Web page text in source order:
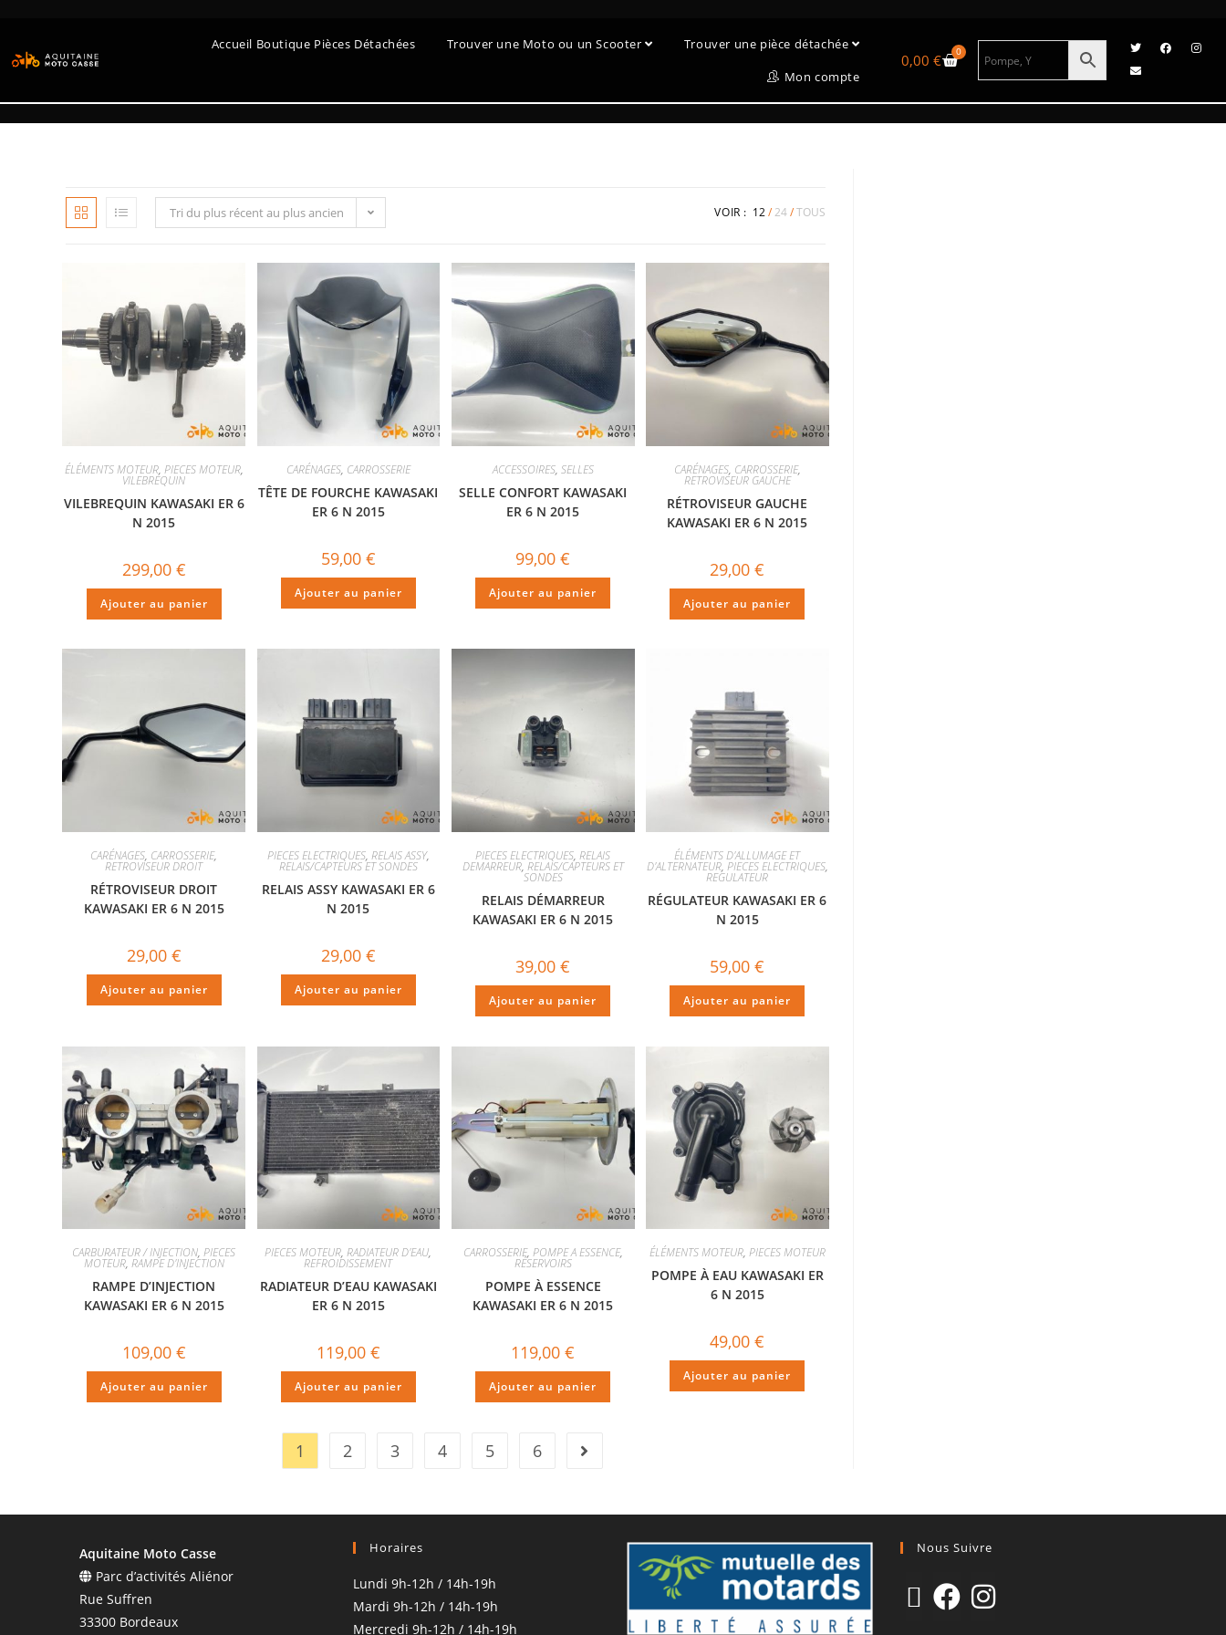
Accueil Boutique Pièces Détachées Trouver une Moto ou un Scooter
Trouver une pièce détachée
Mon compte
0,00 € 0
Tri du plus récent au plus ancien VOIR : 12 24 TOUS
ÉLÉMENTS MOTEUR, PIECES MOTEUR,
VILEBREQUIN
VILEBREQUIN KAWASAKI ER 6
N 2015
299,00 €
Ajouter au panier
CARÉNAGES, CARROSSERIE
TÊTE DE FOURCHE KAWASAKI
ER 6 N 2015
59,00 €
Ajouter au panier
ACCESSOIRES, SELLES
SELLE CONFORT KAWASAKI
ER 6 N 2015
99,00€
Ajouter au panier
CARÉNAGES, CARROSSERIE,
RETROVISEUR GAUCHE
RÉTROVISEUR GAUCHE
KAWASAKI ER 6 N 2015
29,00€
Ajouter au panier
CARÉNAGES, CARROSSERIE,
RETROVISEUR DROIT
RÉTROVISEUR DROIT
KAWASAKI ER 6 N 2015
29,00 €
Ajouter au panier
PIECES ELECTRIQUES, RELAIS ASSY,
RELAIS/CAPTEURS ET SONDES
RELAIS ASSY KAWASAKI ER 6
N 2015
29,00 €
Ajouter au panier
PIECES ELECTRIQUES,RELAIS
DEMARREUR, RELAIS/CAPTEURS ET
SONDES
RELAIS DÉMARREUR
KAWASAKI ER 6 N 2015
39,00€
Ajouter au panier
ÉLÉMENTS D'ALLUMAGE ET
D'ALTERNATEUR, PIECES ELECTRIQUES,
REGULATEUR
RÉGULATEUR KAWASAKI ER 6
N 2015
59,00€
Ajouter au panier
CARBURATEUR / INJECTION,PIECES
MOTEUR, RAMPE D'INJECTION
RAMPE D’INJECTION
KAWASAKI ER 6 N 2015
109,00 €
Ajouter au panier
PIECES MOTEUR,RADIATEUR D'EAU,
REFROIDISSEMENT
RADIATEUR D’EAU KAWASAKI
ER 6 N 2015
119,00 €
Ajouter au panier
CARROSSERIE, POMPE A ESSENCE,
RÉSERVOIRS
POMPE À ESSENCE
KAWASAKI ER 6 N 2015
119,00€
Ajouter au panier
ÉLÉMENTS MOTEUR, PIECES MOTEUR
POMPE À EAU KAWASAKI ER
6 N 2015
49,00€
Ajouter au panier
1 2 3 4 5 6
Aquitaine Moto Casse
Parc d’activités Aliénor
Rue Suffren
33300 Bordeaux
Horaires
Lundi 9h-12h / 14h-19h
Mardi 9h-12h / 14h-19h
Mercredi 9h-12h / 14h-19h
Nous Suivre